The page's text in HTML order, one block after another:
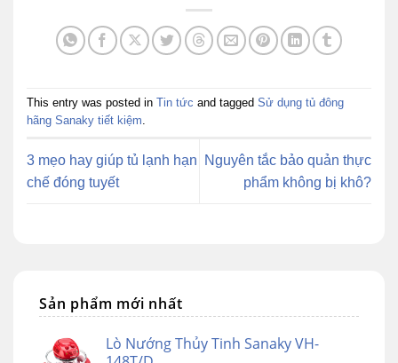
0
5
sao
This entry was posted in Tin tức and tagged Sử dụng tủ đông
hãng Sanaky tiết kiệm.
3 mẹo hay giúp tủ lạnh hạn
chế đóng tuyết
Nguyên tắc bảo quản thực
phẩm không bị khô?
Sản phẩm mới nhất
Lò Nướng Thủy Tinh Sanaky VH-